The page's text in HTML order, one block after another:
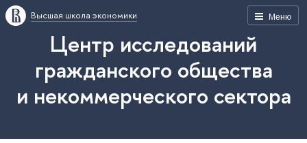
Меню
Высшая школа экономики
Центр исследований
гражданского общества
и некоммерческого сектора